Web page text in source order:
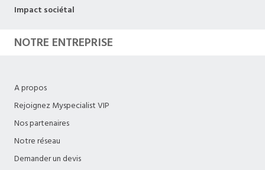
Impact sociétal
NOTRE ENTREPRISE
A propos
Rejoignez Myspecialist VIP
Nos partenaires
Notre réseau
Demander un devis